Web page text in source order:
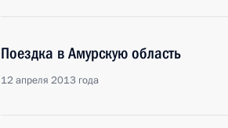
Поездка в Амурскую область
12 апреля 2013 года